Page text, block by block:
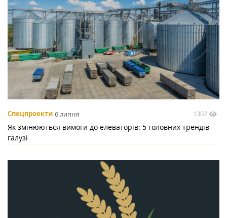
Спецпроекти 6 липня 1307
Як змінюються вимоги до елеваторів: 5 головних трендів
галузі